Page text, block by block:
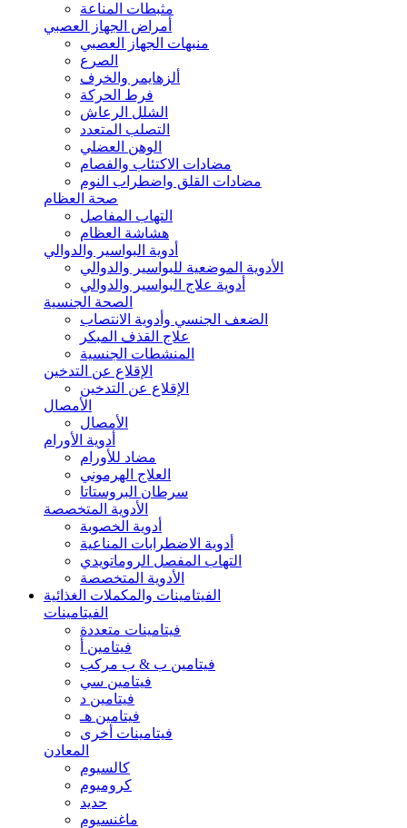
مثبطات المناعة
أمراض الجهاز العصبي
منبهات الجهاز العصبي
الصرع
ألزهايمر والخرف
فرط الحركة
الشلل الرعاش
التصلب المتعدد
الوهن العضلي
مضادات الاكتئاب والفصام
مضادات القلق واضطراب النوم
صحة العظام
التهاب المفاصل
هشاشة العظام
أدوية البواسير والدوالي
الأدوية الموضعية للبواسير والدوالي
أدوية علاج البواسير والدوالي
الصحة الجنسية
الضعف الجنسي وأدوية الانتصاب
علاج القذف المبكر
المنشطات الجنسية
الإقلاع عن التدخين
الإقلاع عن التدخين
الأمصال
الأمصال
أدوية الأورام
مضاد للأورام
العلاج الهرموني
سرطان البروستاتا
الأدوية المتخصصة
أدوية الخصوبة
أدوية الاضطرابات المناعية
التهاب المفصل الروماتويدي
الأدوية المتخصصة
الفيتامينات والمكملات الغذائية
الفيتامينات
فيتامينات متعددة
فيتامين أ
فيتامين ب & ب مركب
فيتامين سي
فيتامين د
فيتامين هـ
فيتامينات أخرى
المعادن
كالسيوم
كروميوم
حديد
ماغنسيوم